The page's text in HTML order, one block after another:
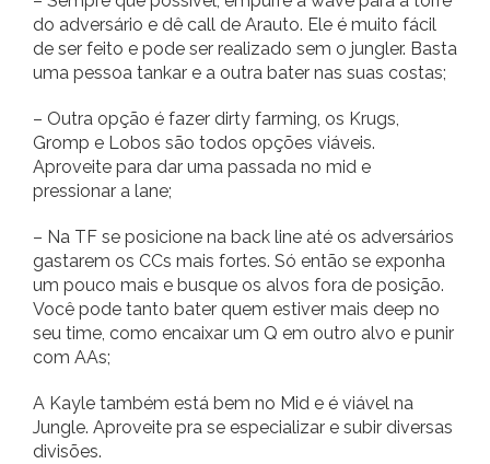
do adversário e dê call de Arauto. Ele é muito fácil
de ser feito e pode ser realizado sem o jungler. Basta
uma pessoa tankar e a outra bater nas suas costas;
– Outra opção é fazer dirty farming, os Krugs,
Gromp e Lobos são todos opções viáveis.
Aproveite para dar uma passada no mid e
pressionar a lane;
– Na TF se posicione na back line até os adversários
gastarem os CCs mais fortes. Só então se exponha
um pouco mais e busque os alvos fora de posição.
Você pode tanto bater quem estiver mais deep no
seu time, como encaixar um Q em outro alvo e punir
com AAs;
A Kayle também está bem no Mid e é viável na
Jungle. Aproveite pra se especializar e subir diversas
divisões.